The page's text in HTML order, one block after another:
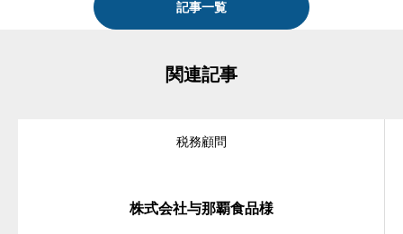
記事一覧
関連記事
税務顧問
株式会社与那覇食品様